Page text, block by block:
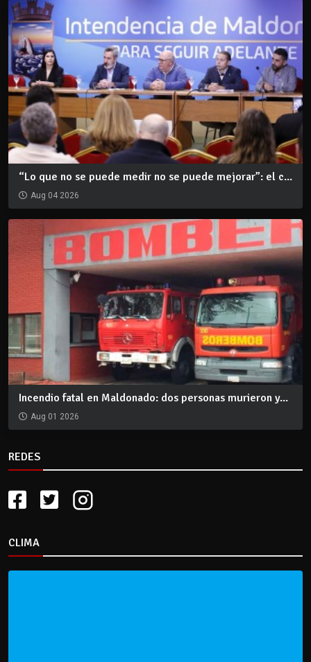
“Lo que no se puede medir no se puede mejorar”: el c...
Aug 04 2026
Incendio fatal en Maldonado: dos personas murieron y...
Aug 01 2026
REDES
CLIMA